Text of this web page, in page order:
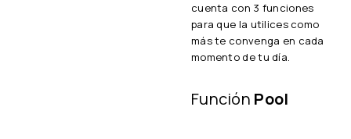
cuenta con 3 funciones
para que la utilices como
más te convenga en cada
momento de tu día.
Función Pool